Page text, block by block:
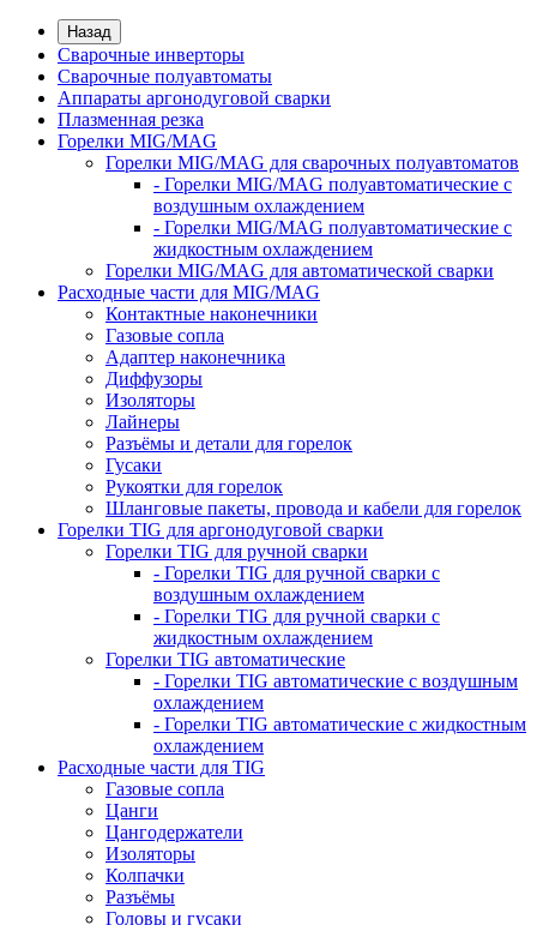
Назад
Сварочные инверторы
Сварочные полуавтоматы
Аппараты аргонодуговой сварки
Плазменная резка
Горелки MIG/MAG
Горелки MIG/MAG для сварочных полуавтоматов
- Горелки MIG/MAG полуавтоматические с
воздушным охлаждением
- Горелки MIG/MAG полуавтоматические с
жидкостным охлаждением
Горелки MIG/MAG для автоматической сварки
Расходные части для MIG/MAG
Контактные наконечники
Газовые сопла
Адаптер наконечника
Диффузоры
Изоляторы
Лайнеры
Разъёмы и детали для горелок
Гусаки
Рукоятки для горелок
Шланговые пакеты, провода и кабели для горелок
Горелки TIG для аргонодуговой сварки
Горелки TIG для ручной сварки
- Горелки TIG для ручной сварки с
воздушным охлаждением
- Горелки TIG для ручной сварки с
жидкостным охлаждением
Горелки TIG автоматические
- Горелки TIG автоматические с воздушным
охлаждением
- Горелки TIG автоматические с жидкостным
охлаждением
Расходные части для TIG
Газовые сопла
Цанги
Цангодержатели
Изоляторы
Колпачки
Разъёмы
Головы и гусаки